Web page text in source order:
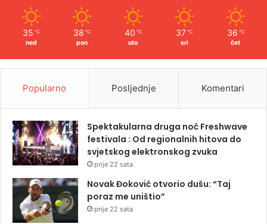
35 ℃
ned
38 ℃
pon
40 ℃
uto
37 ℃
sri
36 ℃
čet
Popularno Posljednje Komentari
Spektakularna druga noć Freshwave
festivala : Od regionalnih hitova do
svjetskog elektronskog zvuka
prije 22 sata
Novak Đoković otvorio dušu: “Taj
poraz me uništio”
prije 22 sata